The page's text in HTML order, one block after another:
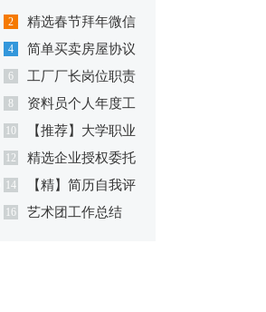
2
精选春节拜年微信
祝福语28句
4
简单买卖房屋协议
书
6 工厂厂长岗位职责
8
资料员个人年度工
作总结
10
【推荐】大学职业
规划3篇
12
精选企业授权委托
书模板集合5篇
14
【精】简历自我评
价
16 艺术团工作总结